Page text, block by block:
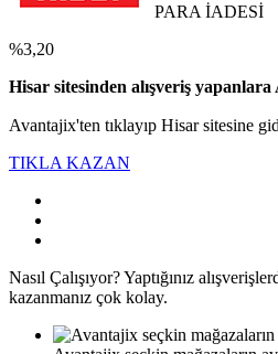
PARA İADESİ
%3,20
Hisar sitesinden alışveriş
Avantajix'ten tıklayıp Hisar sitesine
TIKLA KAZAN
Nasıl Çalışıyor?Yaptığınız
kazanmanız çok kolay.